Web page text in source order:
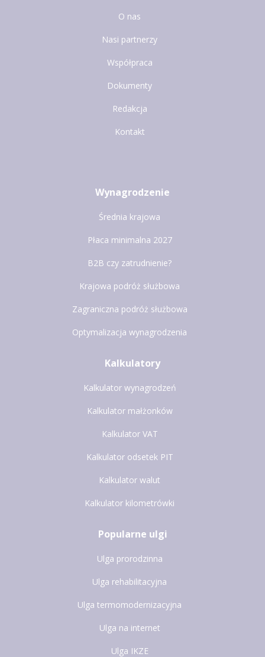
O nas
Nasi partnerzy
Współpraca
Dokumenty
Redakcja
Kontakt
Wynagrodzenie
Średnia krajowa
Płaca minimalna 2027
B2B czy zatrudnienie?
Krajowa podróż służbowa
Zagraniczna podróż służbowa
Optymalizacja wynagrodzenia
Kalkulatory
Kalkulator wynagrodzeń
Kalkulator małżonków
Kalkulator VAT
Kalkulator odsetek PIT
Kalkulator walut
Kalkulator kilometrówki
Popularne ulgi
Ulga prorodzinna
Ulga rehabilitacyjna
Ulga termomodernizacyjna
Ulga na internet
Ulga IKZE